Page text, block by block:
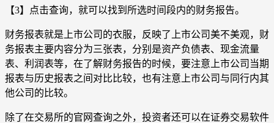
【3】点击查询，就可以找到所选时间段内的财务报告。
财务报表就是上市公司的衣服，反映了上市公司美不美观，财
务报表主要内容分为三张表，分别是资产负债表、现金流量
表、利润表等，在了解财务报告的时候，要注意上市公司当期
报表与历史报表之间对比比较，也有注意上市公司与同行内其
他公司的比较。
除了在交易所的官网查询之外，投资者还可以在证券交易软件